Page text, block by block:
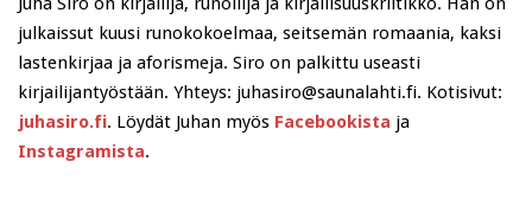
julkaissut kuusi runokokoelmaa, seitsemän romaania, kaksi
lastenkirjaa ja aforismeja. Siro on palkittu useasti
kirjailijantyöstään. Yhteys: juhasiro@saunalahti.fi. Kotisivut:
juhasiro.fi. Löydät Juhan myös Facebookista ja
Instagramista.